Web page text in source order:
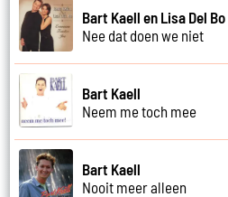
Bart Kaell en Lisa Del Bo
Nee dat doen we niet
Bart Kaell
Neem me toch mee
Bart Kaell
Nooit meer alleen